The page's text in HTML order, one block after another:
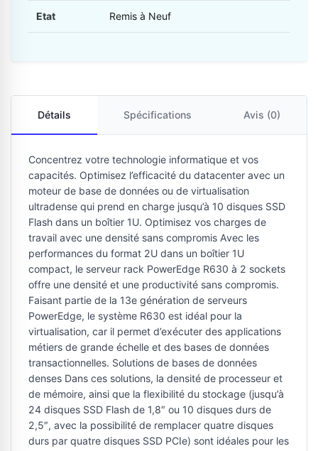
Etat Remis à Neuf
Détails Spécifications Avis (0)
Concentrez votre technologie informatique et vos
capacités. Optimisez l’efficacité du datacenter avec un
moteur de base de données ou de virtualisation
ultradense qui prend en charge jusqu’à 10 disques SSD
Flash dans un boîtier 1U. Optimisez vos charges de
travail avec une densité sans compromis Avec les
performances du format 2U dans un boîtier 1U
compact, le serveur rack PowerEdge R630 à 2 sockets
offre une densité et une productivité sans compromis.
Faisant partie de la 13e génération de serveurs
PowerEdge, le système R630 est idéal pour la
virtualisation, car il permet d’exécuter des applications
métiers de grande échelle et des bases de données
transactionnelles. Solutions de bases de données
denses Dans ces solutions, la densité de processeur et
de mémoire, ainsi que la flexibilité du stockage (jusqu’à
24 disques SSD Flash de 1,8″ ou 10 disques durs de
2,5″, avec la possibilité de remplacer quatre disques
durs par quatre disques SSD PCIe) sont idéales pour les